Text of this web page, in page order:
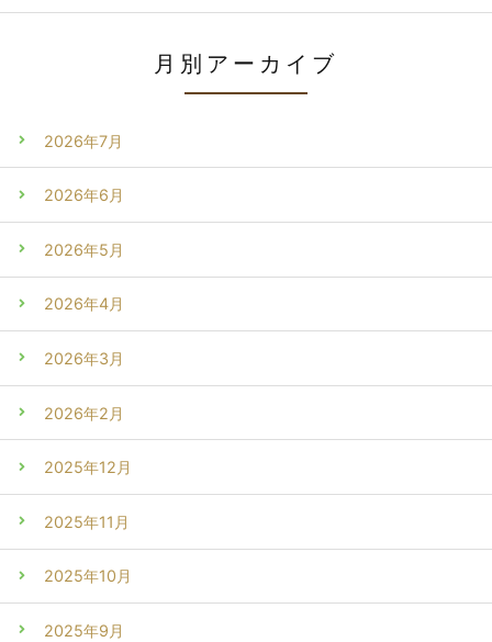
月別アーカイブ
2026年7月
2026年6月
2026年5月
2026年4月
2026年3月
2026年2月
2025年12月
2025年11月
2025年10月
2025年9月